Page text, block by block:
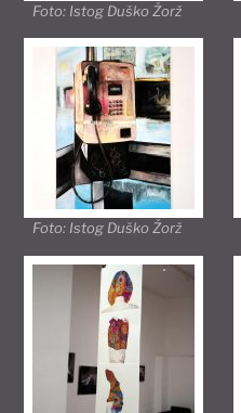
Foto: Istog Duško Žorž
Foto: Istog Duško Žorž